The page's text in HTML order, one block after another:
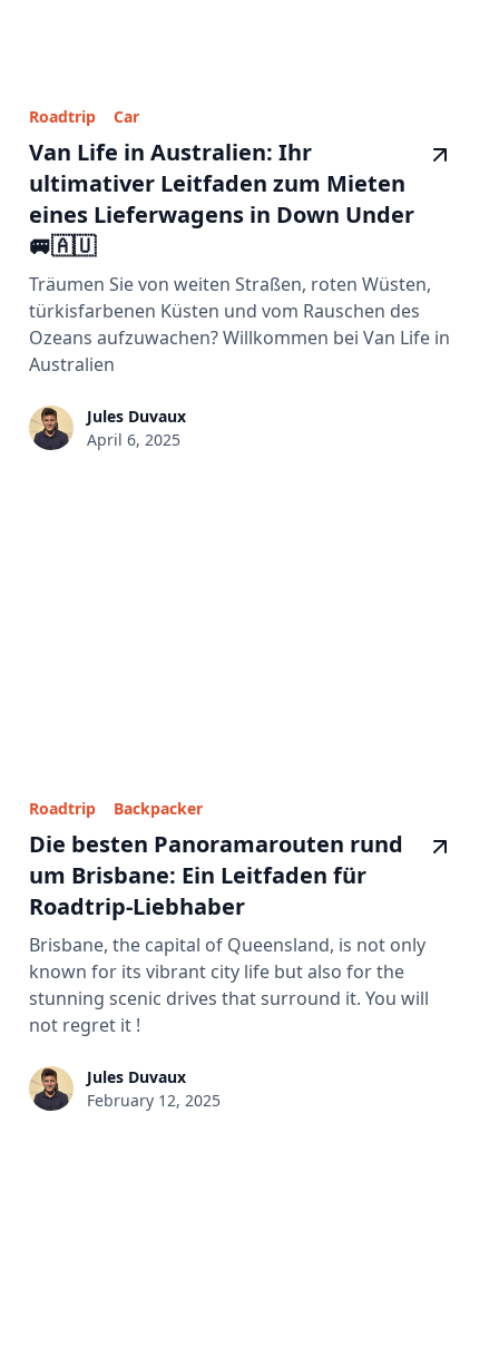
Roadtrip Car
Van Life in Australien: Ihr
ultimativer Leitfaden zum Mieten
eines Lieferwagens in Down Under
🚐🇦🇺
Träumen Sie von weiten Straßen, roten Wüsten,
türkisfarbenen Küsten und vom Rauschen des
Ozeans aufzuwachen? Willkommen bei Van Life in
Australien
Jules Duvaux
April 6, 2025
Roadtrip Backpacker
Die besten Panoramarouten rund
um Brisbane: Ein Leitfaden für
Roadtrip-Liebhaber
Brisbane, the capital of Queensland, is not only
known for its vibrant city life but also for the
stunning scenic drives that surround it. You will
not regret it !
Jules Duvaux
February 12, 2025